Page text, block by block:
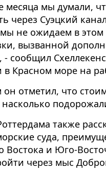
месяца мы думали,
через Суэцкий
не ожидаем в этом
вызванной
- сообщил
в Красном море на
отметил, что
насколько
также
суда,
Востока и Юго-
через мыс